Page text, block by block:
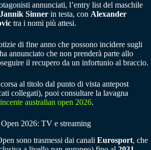
annunciati, l’entry list del maschile
Jannik Sinner in testa, con Alexander
tra i nomi più attesi.
di fine anno che possono incidere sugli
ha annunciato che non prenderà parte allo
il recupero da un infortunio al braccio.
al titolo dal punto di vista antepost
collegati), puoi consultare la lavagna
australian open 2026.
2026: TV e streaming
sono trasmessi dai canali Eurosport, che